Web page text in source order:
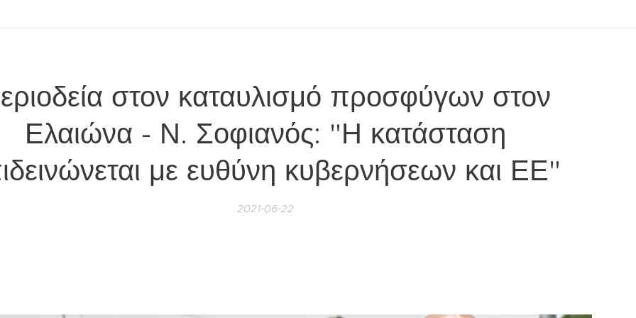
στον καταυλισμό προσφύγων στον
Ελαιώνα - Ν. Σοφιανός: "Η κατάσταση
με ευθύνη κυβερνήσεων και ΕΕ"
2021-06-22